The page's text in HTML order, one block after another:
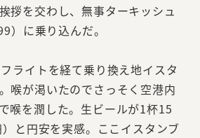
拶を交わし、無事ターキッシュ
）に乗り込んだ。
ライトを経て乗り換え地イスタ
喉が渇いたのでさっそく空港内
喉を潤した。生ビールが1杯15
と円安を実感。ここイスタンブ